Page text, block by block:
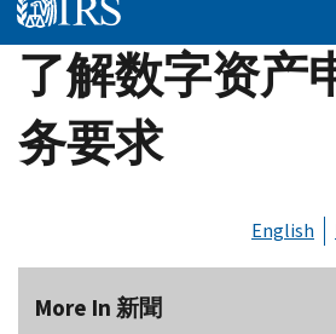
了解数字资产
务要求
English
More In 新聞